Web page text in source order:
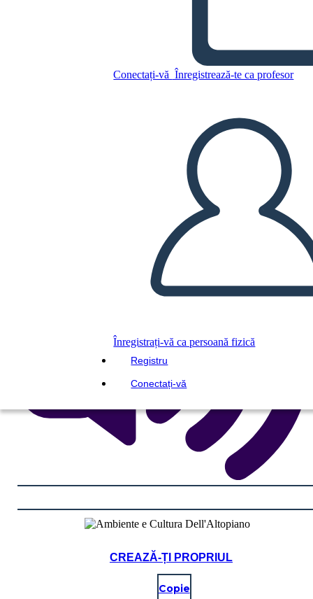
Conectați-vă Înregistrează-te ca profesor
Înregistrați-vă ca persoană fizică
Registru
Conectați-vă
Dell'Altopiano
CREAȚI UN STORYBOARD
REDAȚI PREZENTAREA DE DIAPOZITIVE
CITESTE-MI
CREAZĂ-ȚI PROPRIUL
Copie